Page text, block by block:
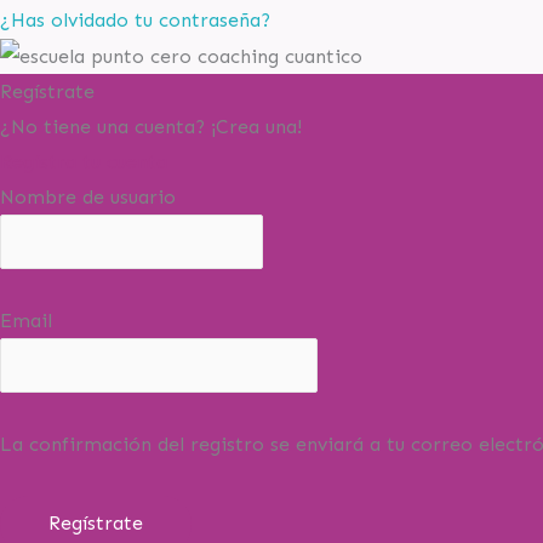
¿Has olvidado tu contraseña?
Regístrate
¿No tiene una cuenta? ¡Crea una!
Nombre de usuario
Email
La confirmación del registro se enviará a tu correo